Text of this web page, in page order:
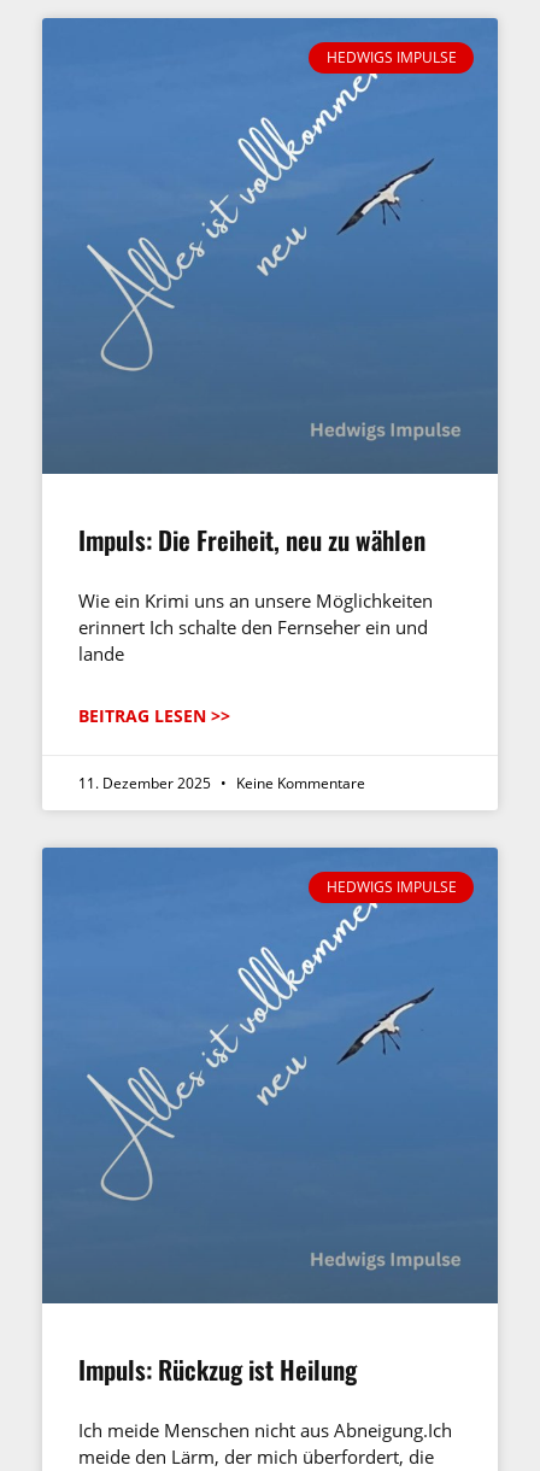
HEDWIGS IMPULSE
Impuls: Die Freiheit, neu zu wählen
Wie ein Krimi uns an unsere Möglichkeiten
erinnert Ich schalte den Fernseher ein und
lande
BEITRAG LESEN >>
11. Dezember 2025 Keine Kommentare
HEDWIGS IMPULSE
Impuls: Rückzug ist Heilung
Ich meide Menschen nicht aus Abneigung.Ich
meide den Lärm, der mich überfordert, die